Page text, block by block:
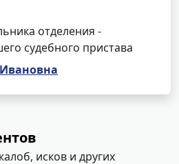
отделения -
судебного пристава
исков и других